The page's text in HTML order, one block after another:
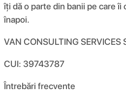
îți dă o parte din banii pe care
înapoi.
VAN CONSULTING SERVICES
CUI: 39743787
Întrebări frecvente